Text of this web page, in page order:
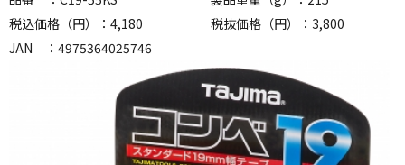
税込価格（円）：4,180
税抜価格（円）：3,800
JAN ：4975364025746